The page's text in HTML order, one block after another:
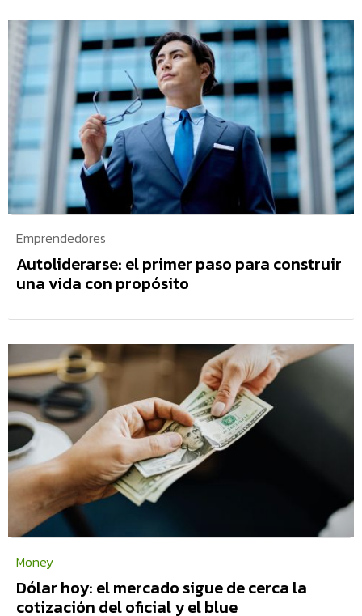
Emprendedores
Autoliderarse: el primer paso para construir
una vida con propósito
Money
Dólar hoy: el mercado sigue de cerca la
cotización del oficial y el blue